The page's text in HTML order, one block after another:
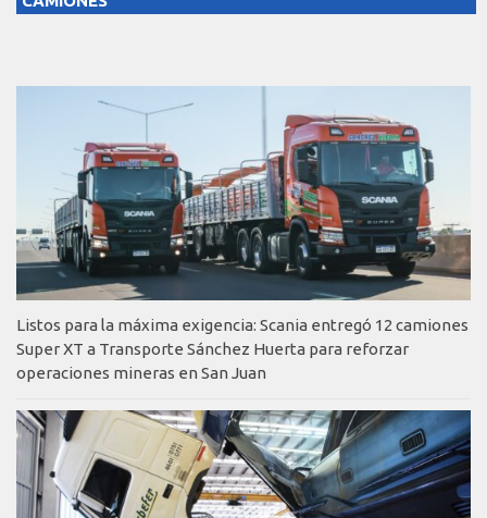
Listos para la máxima exigencia: Scania entregó 12 camiones
Super XT a Transporte Sánchez Huerta para reforzar
operaciones mineras en San Juan